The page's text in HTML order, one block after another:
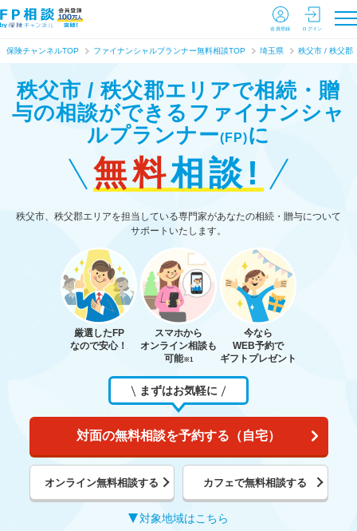
会員登録 ログイン
保険チャンネルTOP ファイナンシャルプランナー無料相談TOP 埼玉県 秩父市 / 秩父郡
秩父市 / 秩父郡エリアで相続・贈
与の相談ができる ファイナンシャ
ルプランナー(FP)に
無料相談!
秩父市、秩父郡エリアを担当している専門家があなたの相続・贈与について
サポートいたします。
厳選したFP
なので安心！
スマホから
オンライン相談も
可能※1
今なら
WEB予約で
ギフトプレゼント
まずはお気軽に
対面の無料相談を予約する（自宅）
オンライン無料相談する カフェで無料相談する
対象地域はこちら